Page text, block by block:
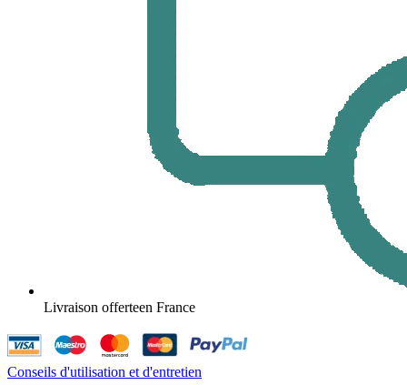
Livraison offerteen France
Conseils d'utilisation et d'entretien